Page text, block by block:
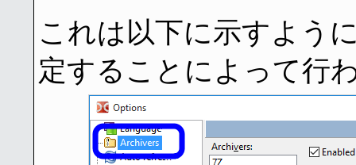
これは以下に示すよう
定することによって行